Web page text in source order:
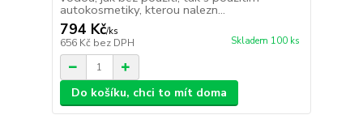
autokosmetiky, kterou nalezn...
794 Kč/ks
656 Kč bez DPH Skladem 100 ks
Do košíku, chci to mít doma